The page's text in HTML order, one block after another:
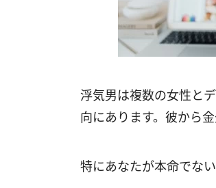
浮気男は複数の女性と
向にあります。彼から
特にあなたが本命でな